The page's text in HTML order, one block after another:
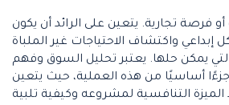
أو فرصة تجارية. يتعين على الرائد أن يكون
إبداعي واكتشاف الاحتياجات غير الملباة
يمكن حلها. يعتبر تحليل السوق وفهم
جزءًا أساسيًا من هذه العملية، حيث يتعين
الميزة التنافسية لمشروعه وكيفية تلبية